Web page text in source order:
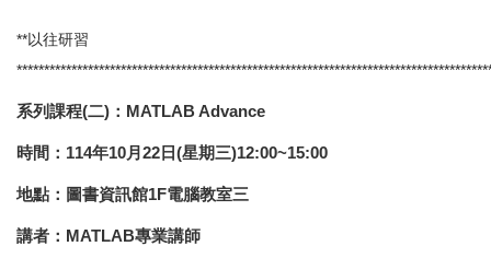
**以往研習
系列課程(二)：MATLAB Advance
時間：114年10月22日(星期三)12:00~15:00
地點：圖書資訊館1F電腦教室三
講者：MATLAB專業講師